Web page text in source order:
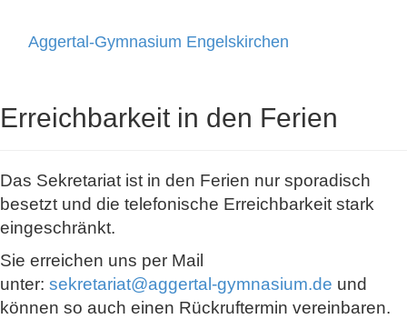
Aggertal-Gymnasium Engelskirchen
Erreichbarkeit in den Ferien
Das Sekretariat ist in den Ferien nur sporadisch
besetzt und die telefonische Erreichbarkeit stark
eingeschränkt.
Sie erreichen uns per Mail
unter: sekretariat@aggertal-gymnasium.de und
können so auch einen Rückruftermin vereinbaren.